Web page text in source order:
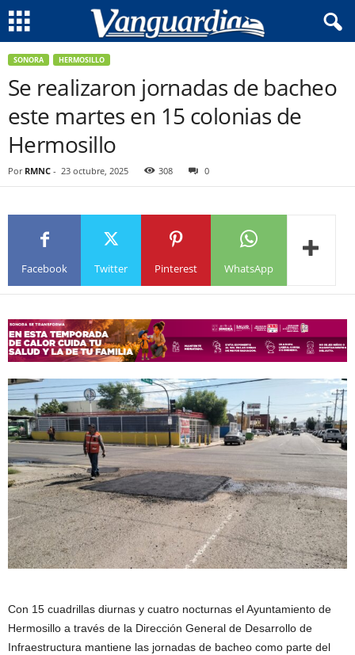
SONORA HERMOSILLO
Se realizaron jornadas de bacheo
este martes en 15 colonias de
Hermosillo
Por RMNC - 23 octubre, 2025 308 0
Facebook Twitter Pinterest WhatsApp
Con 15 cuadrillas diurnas y cuatro nocturnas el Ayuntamiento de
Hermosillo a través de la Dirección General de Desarrollo de
Infraestructura mantiene las jornadas de bacheo como parte del